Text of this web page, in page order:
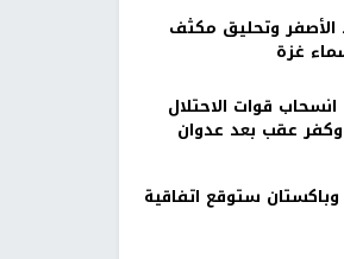
الأصفر وتحليق مكثف
غزة
قوات الاحتلال
عقب بعد عدوان
ستوقع اتفاقية